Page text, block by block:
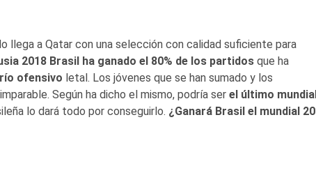
llega a Qatar con una selección con calidad suficiente para
2018 Brasil ha ganado el 80% de los partidosque ha
ofensivo letal. Los jóvenes que se han sumado y los
Según ha dicho el mismo, podría ser el último mundial
lo dará todo por conseguirlo. ¿Ganará Brasil el mundial 20